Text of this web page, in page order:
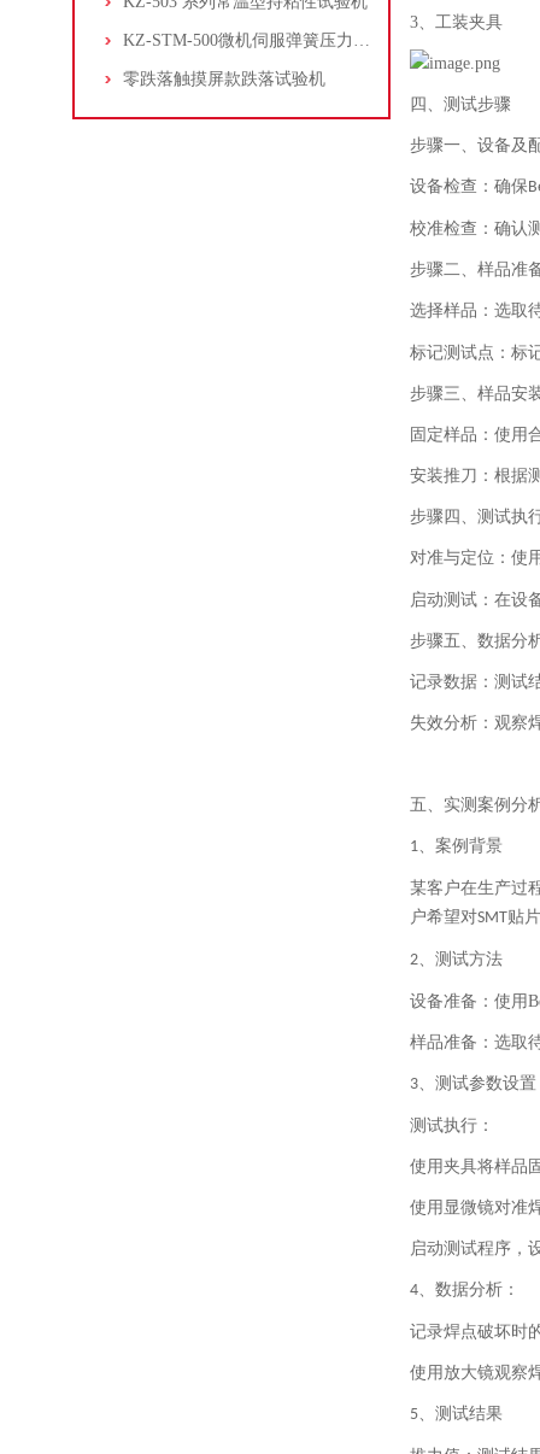
KZ-STM-500微机伺服弹簧压力试验机
零跌落触摸屏款跌落试验机
3、工装夹具
四、测试步骤
步骤一、设备及
设备检查：确保
校准检查：确认
步骤二、样品准
选择样品：选取
标记测试点：标
步骤三、样品安
固定样品：使用
安装推刀：根据
步骤四、测试执
对准与定位：使
启动测试：在设
步骤五、数据分
记录数据：测试
失效分析：观察
五、实测案例分
1、 案例背景
某客户在生产过
户希望对SMT贴
2、 测试方法
设备准备：使用
样品准备：选取
3、 测试参数设置
测试执行：
使用夹具将样品
使用显微镜对准
启动测试程序，
4、 数据分析：
记录焊点破坏时
使用放大镜观察
5、 测试结果